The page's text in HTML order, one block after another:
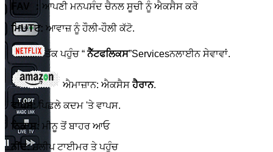
FAV ： ਆਪਣੀ ਮਨਪਸੰਦ ਚੈਨਲ ਸੂਚੀ ਨੂੰ ਐਕਸੈਸ ਕਰੋ
ਮਿUTਟ: ਆਵਾਜ਼ ਨੂੰ ਹੌਲੀ-ਹੌਲੀ ਕੱਟੋ.
ਤੱਕ ਪਹੁੰਚ “ਨੈੱਟਫਲਿਕਸ”Servicesਨਲਾਈਨ ਸੇਵਾਵਾਂ.
ਐਮਾਜ਼ਾਨ: ਐਕਸੈਸਹੈਰਾਨ.
ਵਾਪਸ:ਪਿਛਲੇ ਕਦਮ 'ਤੇ ਵਾਪਸ.
ਨਿਕਾਸ: ਮੀਨੂ ਤੋਂ ਬਾਹਰ ਆਓ
ਨੀਂਦ:ਸਲੀਪ ਟਾਈਮਰ ਤੇ ਪਹੁੰਚ